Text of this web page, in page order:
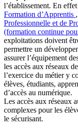
l’établissement. En
Formation d’Apprentis
Professionnelle et de
(formation continue
exploitations doivent
permettre un
assurer l’équipement
les accès aux réseaux
l’exercice du métier y
élèves, étudiants,
d’accès au numérique.
Les accès aux réseaux
complexes pour les
le sécurisant.